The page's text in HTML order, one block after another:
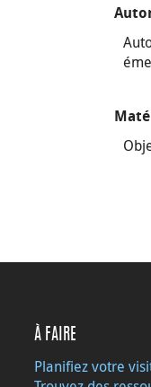
À FAIRE
Planifiez votre